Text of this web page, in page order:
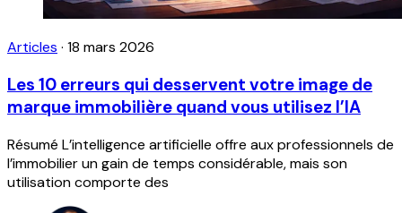
Articles · 18 mars 2026
Les 10 erreurs qui desservent votre image de
marque immobilière quand vous utilisez l’IA
Résumé L’intelligence artificielle offre aux professionnels de
l’immobilier un gain de temps considérable, mais son
utilisation comporte des